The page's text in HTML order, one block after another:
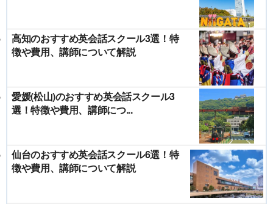
高知のおすすめ英会話スクール3選！特
徴や費用、講師について解説
愛媛(松山)のおすすめ英会話スクール3
選！特徴や費用、講師につ...
仙台のおすすめ英会話スクール6選！特
徴や費用、講師について解説